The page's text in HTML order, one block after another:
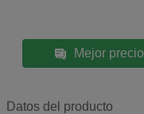
Mejor precio
Datos del producto